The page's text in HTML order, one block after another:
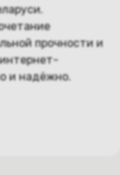
прочности и
и надёжно.